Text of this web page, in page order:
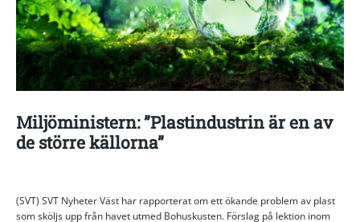
Miljöministern: ”Plastindustrin är en av
de större källorna”
(SVT) SVT Nyheter Väst har rapporterat om ett ökande problem av plast
som sköljs upp från havet utmed Bohuskusten. Förslag på lektion inom